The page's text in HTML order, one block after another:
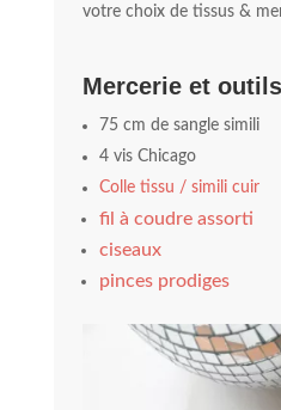
votre choix de tissus &
Mercerie et
75 cm de sangle simili
4 vis Chicago
Colle tissu / simili cuir
fil à coudre assorti
ciseaux
pinces prodiges